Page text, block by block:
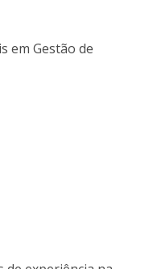
em Gestão de